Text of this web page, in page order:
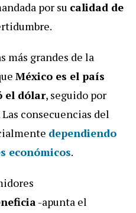
por su calidad de
más grandes de la
México es el país
el dólar, seguido por
consecuencias del
dependiendo
económicos.
-apunta el